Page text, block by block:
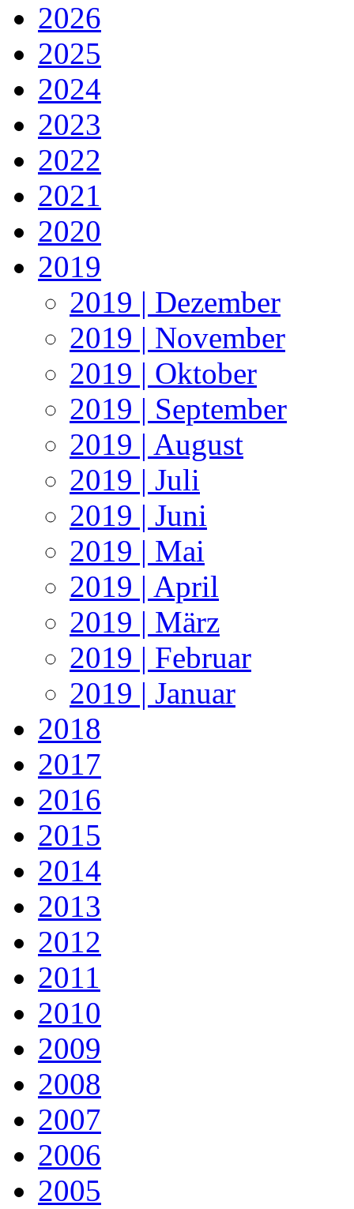
2026
2025
2024
2023
2022
2021
2020
2019
2019 | Dezember
2019 | November
2019 | Oktober
2019 | September
2019 | August
2019 | Juli
2019 | Juni
2019 | Mai
2019 | April
2019 | März
2019 | Februar
2019 | Januar
2018
2017
2016
2015
2014
2013
2012
2011
2010
2009
2008
2007
2006
2005